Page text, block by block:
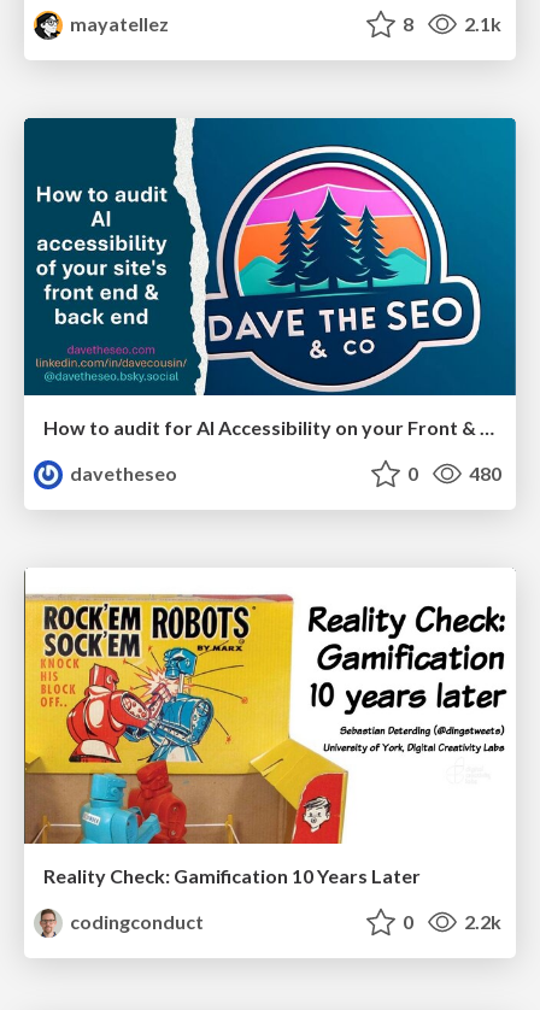
mayatellez
8 2.1k
davetheseo
0 480
Reality Check: Gamification 10 Years Later
codingconduct
0 2.2k